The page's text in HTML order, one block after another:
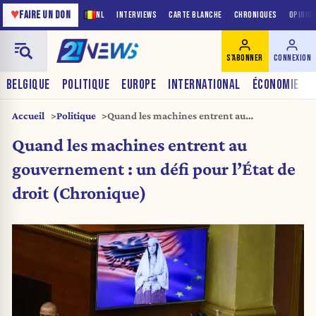
NL INTERVIEWS CARTE BLANCHE CHRONIQUES
♥FAIRE UN DON
BELGIQUE POLITIQUE EUROPE INTERNATIONAL ÉCONOMIE
S'ABONNER CONNEXION
Accueil Politique
Quand les machines entrent au
(Chronique)
Quand les machines entrent au
gouvernement : un défi pour l’État de
droit (Chronique)